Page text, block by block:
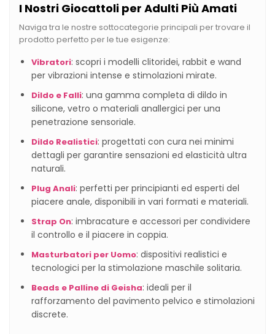
I Nostri Giocattoli per Adulti Più Amati
Naviga tra le nostre sottocategorie principali per trovare il
prodotto perfetto per le tue esigenze:
Vibratori: scopri i modelli clitoridei, rabbit e wand
per vibrazioni intense e stimolazioni mirate.
Dildo e Falli: una gamma completa di dildo in
silicone, vetro o materiali anallergici per una
penetrazione sensoriale.
Dildo Realistici: progettati con cura nei minimi
dettagli per garantire sensazioni ed elasticità ultra
naturali.
Plug Anali: perfetti per principianti ed esperti del
piacere anale, disponibili in vari formati e materiali.
Strap On: imbracature e accessori per condividere
il controllo e il piacere in coppia.
Masturbatori per Uomo: dispositivi realistici e
tecnologici per la stimolazione maschile solitaria.
Beads e Palline di Geisha: ideali per il
rafforzamento del pavimento pelvico e stimolazioni
discrete.